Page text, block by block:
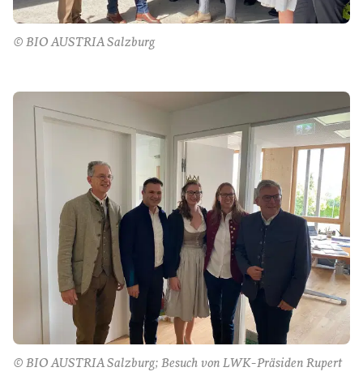
© BIO AUSTRIA Salzburg
© BIO AUSTRIA Salzburg; Besuch von LWK-Präsiden Rupert